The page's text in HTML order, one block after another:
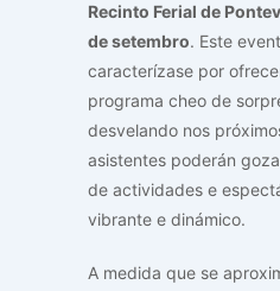
Recinto Ferial de
de setembro. Este
caracterízase por
programa cheo de
desvelando nos
asistentes poderán
de actividades e
vibrante e dinámico.
A medida que se